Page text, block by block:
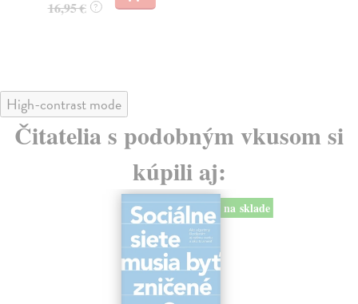
16,95 € ?
High-contrast mode
Čitatelia s podobným vkusom si
kúpili aj:
na sklade